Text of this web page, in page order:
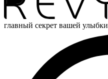
главный секрет вашей улыбки